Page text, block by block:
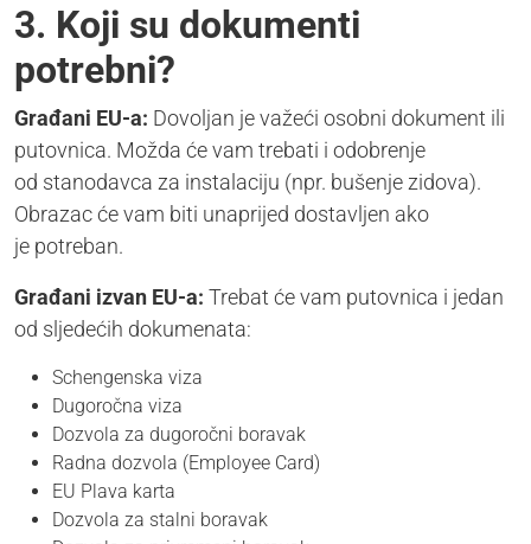
3. Koji su dokumenti
potrebni?
Građani EU-a: Dovoljan je važeći osobni dokument ili
putovnica. Možda će vam trebati i odobrenje
od stanodavca za instalaciju (npr. bušenje zidova).
Obrazac će vam biti unaprijed dostavljen ako
je potreban.
Građani izvan EU-a: Trebat će vam putovnica i jedan
od sljedećih dokumenata:
Schengenska viza
Dugoročna viza
Dozvola za dugoročni boravak
Radna dozvola (Employee Card)
EU Plava karta
Dozvola za stalni boravak